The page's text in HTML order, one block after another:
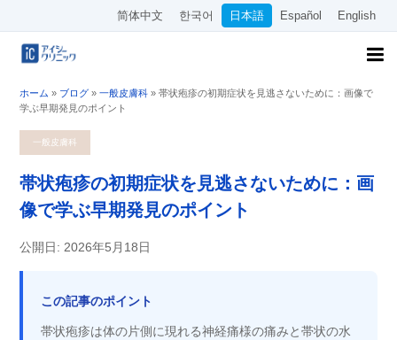
简体中文 한국어 日本語 Español English
ホーム » ブログ » 一般皮膚科 » 帯状疱疹の初期症状を見逃さないために：画像で
学ぶ早期発見のポイント
一般皮膚科
帯状疱疹の初期症状を見逃さないために：画
像で学ぶ早期発見のポイント
公開日: 2026年5月18日
この記事のポイント
帯状疱疹は体の片側に現れる神経痛様の痛みと帯状の水